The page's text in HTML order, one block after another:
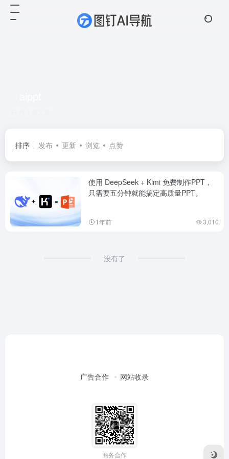
排序 发布 更新 浏览 点赞
使用 DeepSeek + Kimi 免费制作PPT，
只需要五分钟就能搞定高质量PPT。
1年前 3,010
没有了
广告合作 网站收录
商务合作